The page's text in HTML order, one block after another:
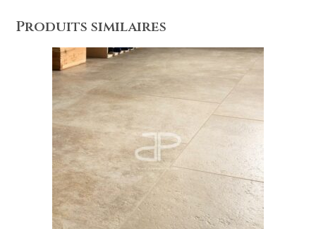
Produits similaires